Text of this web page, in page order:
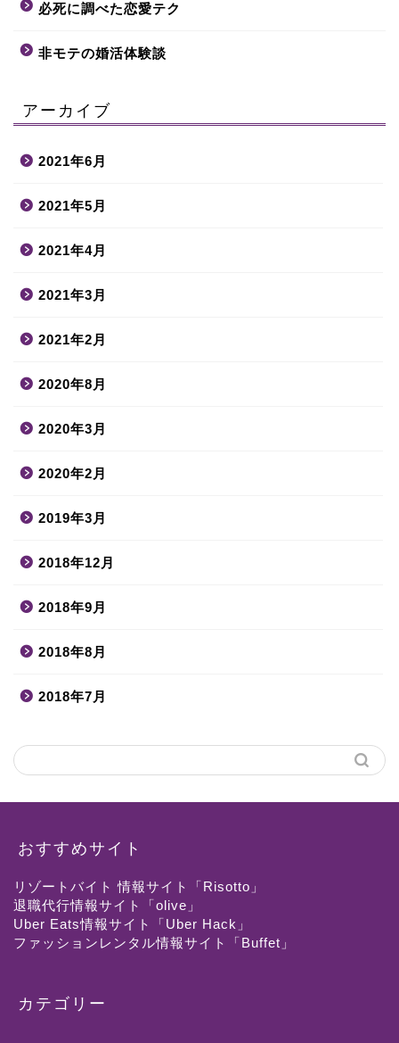
必死に調べた恋愛テク
非モテの婚活体験談
アーカイブ
2021年6月
2021年5月
2021年4月
2021年3月
2021年2月
2020年8月
2020年3月
2020年2月
2019年3月
2018年12月
2018年9月
2018年8月
2018年7月
おすすめサイト
リゾートバイト 情報サイト「Risotto」
退職代行情報サイト「olive」
Uber Eats情報サイト「Uber Hack」
ファッションレンタル情報サイト「Buffet」
カテゴリー